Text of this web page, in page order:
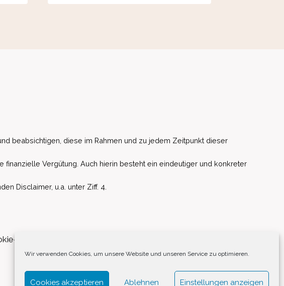
Wir verwenden Cookies, um unsere Website und unseren Service zu optimieren.
Cookies akzeptieren Ablehnen Einstellungen anzeigen
beabsichtigen, diese im Rahmen und zu jedem Zeitpunkt dieser
Vergütung. Auch hierin besteht ein eindeutiger und konkreter
Disclaimer, u.a. unter Ziff. 4.
Richtlinie (EU)